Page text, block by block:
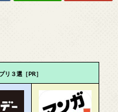
リ３選［PR］